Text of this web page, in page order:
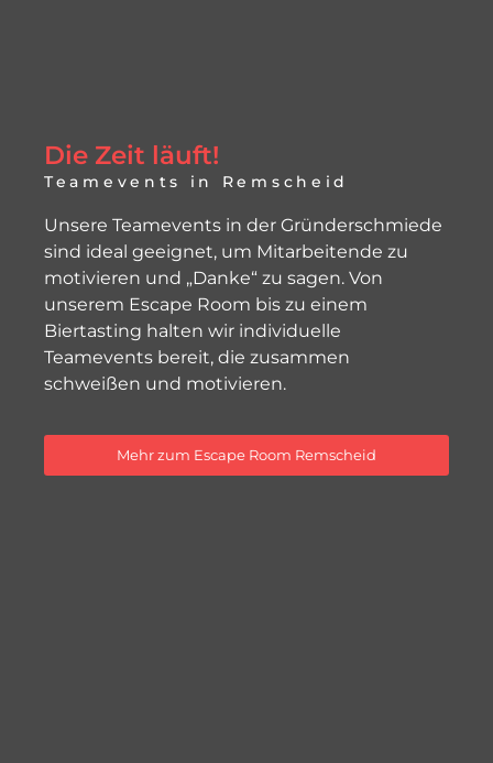
Die Zeit läuft!
Teamevents in Remscheid
Unsere Teamevents in der Gründerschmiede
sind ideal geeignet, um Mitarbeitende zu
motivieren und „Danke“ zu sagen. Von
unserem Escape Room bis zu einem
Biertasting halten wir individuelle
Teamevents bereit, die zusammen
schweißen und motivieren.
Mehr zum Escape Room Remscheid